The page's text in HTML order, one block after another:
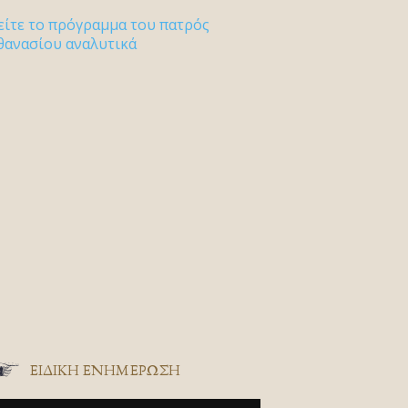
το πρόγραμμα του πατρός
αναλυτικά
ΕΙΔΙΚΉ ΕΝΗΜΈΡΩΣΗ